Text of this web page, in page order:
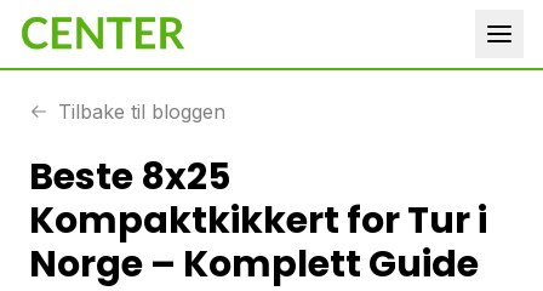
Tilbake til bloggen
Beste 8x25
Kompaktkikkert for Tur i
Norge – Komplett Guide